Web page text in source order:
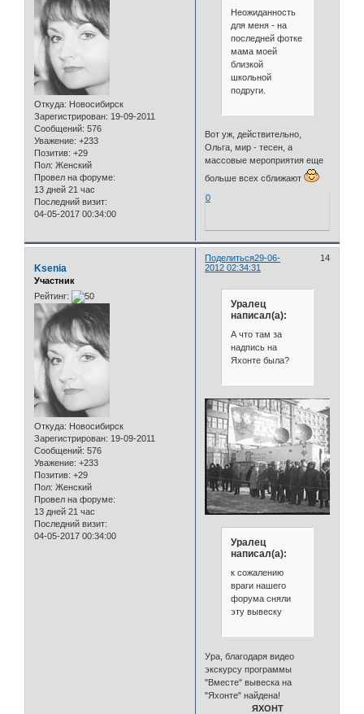
Откуда: Новосибирск
Зарегистрирован: 19-09-2011
Сообщений: 576
Уважение: +233
Позитив: +29
Пол: Женский
Провел на форуме:
13 дней 21 час
Последний визит:
04-05-2017 00:34:00
Неожиданность
для меня - на
последней фотке
мама моей
близкой
школьной
подруги.
Вот уж, действительно,
Ольга, мир - тесен, а
массовые мероприятия еще
больше всех сближают
0
Поделиться 14
29-06-
2012 02:34:31
Ksenia
Участник
Рейтинг:
Откуда: Новосибирск
Зарегистрирован: 19-09-2011
Сообщений: 576
Уважение: +233
Позитив: +29
Пол: Женский
Провел на форуме:
13 дней 21 час
Последний визит:
04-05-2017 00:34:00
Уралец
написал(а):
А что там за
надпись на
Яхонте была?
Уралец
написал(а):
к сожалению
враги нашего
форума сняли
эту вывеску
Ура, благодаря видео
экскурсу программы
"Вместе" вывеска на
"Яхонте" найдена!
ЯХОНТ